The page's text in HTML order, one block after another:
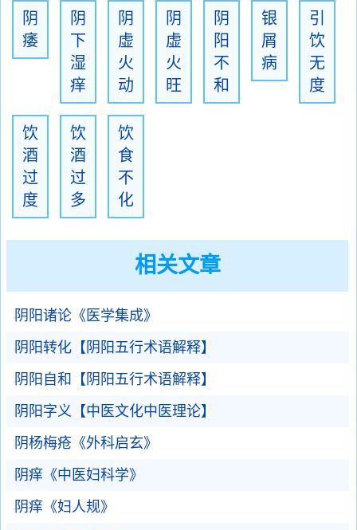
阴
痿
阴
下
湿
痒
阴
虚
火
动
阴
虚
火
旺
阴
阳
不
和
银
屑
病
引
饮
无
度
饮
酒
过
度
饮
酒
过
多
饮
食
不
化
相关文章
阴阳诸论《医学集成》
阴阳转化【阴阳五行术语解释】
阴阳自和【阴阳五行术语解释】
阴阳字义【中医文化中医理论】
阴杨梅疮《外科启玄》
阴痒《中医妇科学》
阴痒《妇人规》